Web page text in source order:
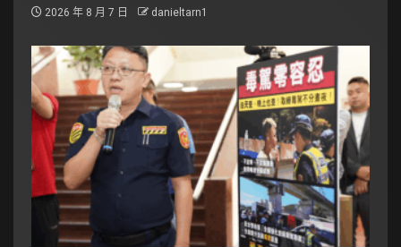
2026 年 8 月 7 日 danieltarn1